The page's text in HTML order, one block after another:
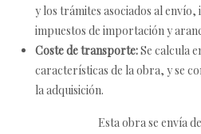
y los trámites asociados al envío,
impuestos de importación y
Coste de transporte:Se calcula
características de la obra, y se
la adquisición.
Esta obra se envía